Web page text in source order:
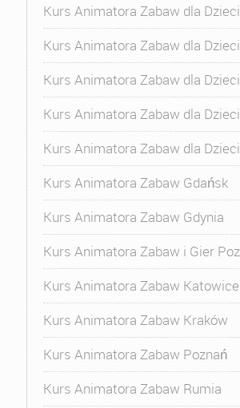
Kurs Animatora Zabaw dla
Kurs Animatora Zabaw dla
Kurs Animatora Zabaw dla
Kurs Animatora Zabaw dla
Kurs Animatora Zabaw dla
Kurs Animatora Zabaw Gdańsk
Kurs Animatora Zabaw Gdynia
Kurs Animatora Zabaw i Gier
Kurs Animatora Zabaw Katowice
Kurs Animatora Zabaw Kraków
Kurs Animatora Zabaw Poznań
Kurs Animatora Zabaw Rumia